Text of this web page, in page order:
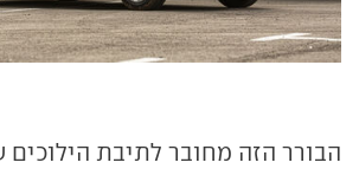
הבורר הזה מחובר לתיבת הילוכים